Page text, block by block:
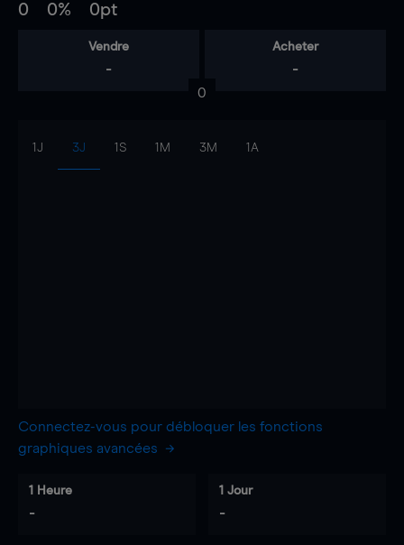
0 0% 0pt
Vendre
-
Acheter
-
0
1J 3J 1S 1M 3M 1A
Connectez-vous pour débloquer les fonctions
graphiques avancées
1 Heure
-
1 Jour
-